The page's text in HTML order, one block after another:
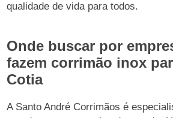
qualidade de vida para todos.
Onde buscar por
fazem corrimão inox
Cotia
A Santo André Corrimãos é